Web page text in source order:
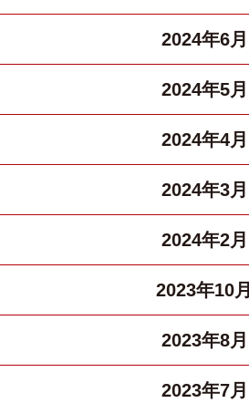
2024年6月
2024年5月
2024年4月
2024年3月
2024年2月
2023年10月
2023年8月
2023年7月